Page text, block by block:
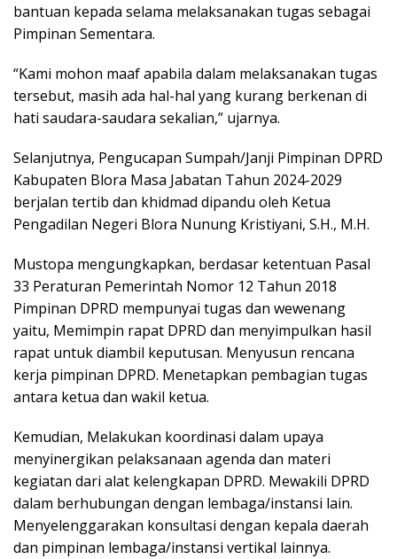
bantuan kepada selama melaksanakan tugas sebagai
Pimpinan Sementara.
“Kami mohon maaf apabila dalam melaksanakan tugas
tersebut, masih ada hal-hal yang kurang berkenan di
hati saudara-saudara sekalian,” ujarnya.
Selanjutnya, Pengucapan Sumpah/Janji Pimpinan DPRD
Kabupaten Blora Masa Jabatan Tahun 2024-2029
berjalan tertib dan khidmad dipandu oleh Ketua
Pengadilan Negeri Blora Nunung Kristiyani, S.H., M.H.
Mustopa mengungkapkan, berdasar ketentuan Pasal
33 Peraturan Pemerintah Nomor 12 Tahun 2018
Pimpinan DPRD mempunyai tugas dan wewenang
yaitu, Memimpin rapat DPRD dan menyimpulkan hasil
rapat untuk diambil keputusan. Menyusun rencana
kerja pimpinan DPRD. Menetapkan pembagian tugas
antara ketua dan wakil ketua.
Kemudian, Melakukan koordinasi dalam upaya
menyinergikan pelaksanaan agenda dan materi
kegiatan dari alat kelengkapan DPRD. Mewakili DPRD
dalam berhubungan dengan lembaga/instansi lain.
Menyelenggarakan konsultasi dengan kepala daerah
dan pimpinan lembaga/instansi vertikal lainnya.